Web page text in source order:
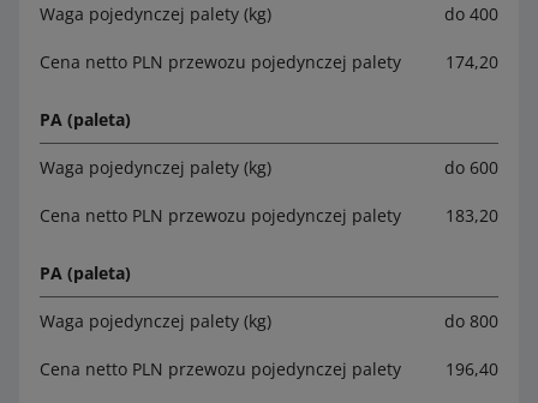
Waga pojedynczej palety (kg) do 400
Cena netto PLN przewozu pojedynczej palety 174,20
PA (paleta)
Waga pojedynczej palety (kg) do 600
Cena netto PLN przewozu pojedynczej palety 183,20
PA (paleta)
Waga pojedynczej palety (kg) do 800
Cena netto PLN przewozu pojedynczej palety 196,40